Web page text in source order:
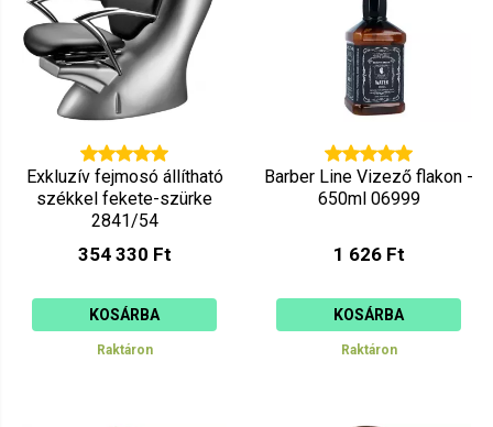
Exkluzív fejmosó állítható
székkel fekete-szürke
2841/54
354 330 Ft
KOSÁRBA
Raktáron
Barber Line Vizező flakon -
650ml 06999
1 626 Ft
KOSÁRBA
Raktáron